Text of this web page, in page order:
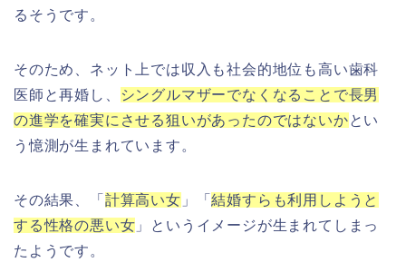
るそうです。
そのため、ネット上では収入も社会的地位も高い歯科
医師と再婚し、
シングルマザーでなくなることで長男
の進学を確実にさせる狙いがあったのではないかとい
う憶測が生まれています。
その結果、「 計算高い女 」「結婚すらも利用しようと
する性格の悪い女 」というイメージが生まれてしまっ
たようです。